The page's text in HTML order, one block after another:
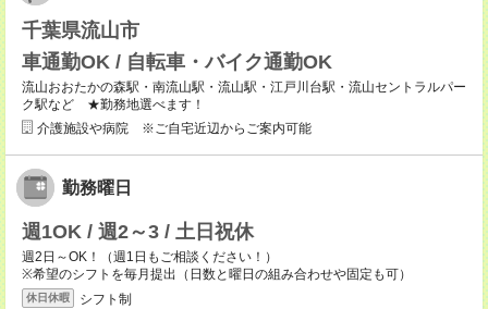
千葉県流山市
車通勤OK / 自転車・バイク通勤OK
流山おおたかの森駅・南流山駅・流山駅・江戸川台駅・流山セントラルパー
ク駅など ★勤務地選べます！
介護施設や病院 ※ご自宅近辺からご案内可能
勤務曜日
週1OK / 週2～3 / 土日祝休
週2日～OK！（週1日もご相談ください！）
※希望のシフトを毎月提出（日数と曜日の組み合わせや固定も可）
休日休暇
シフト制